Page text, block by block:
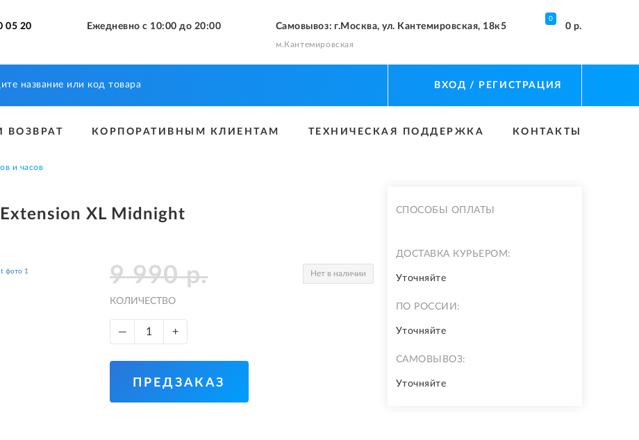
05 20 Ежедневно с 10:00 до 20:00 Самовывоз: г.Москва, ул. Кантемировская, 18к5
м.Кантемировская
0
0 р.
ВХОД/ РЕГИСТРАЦИЯ
ВОЗВРАТ КОРПОРАТИВНЫМ КЛИЕНТАМ ТЕХНИЧЕСКАЯ ПОДДЕРЖКА КОНТАКТЫ
и часов
XL Midnight
9 990р. Нет в наличии
КОЛИЧЕСТВО
— +
ПРЕДЗАКАЗ
СПОСОБЫ ОПЛАТЫ
ДОСТАВКА КУРЬЕРОМ:
Уточняйте
ПО РОССИИ:
Уточняйте
САМОВЫВОЗ:
Уточняйте